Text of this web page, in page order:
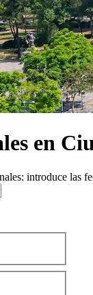
en
introduce las